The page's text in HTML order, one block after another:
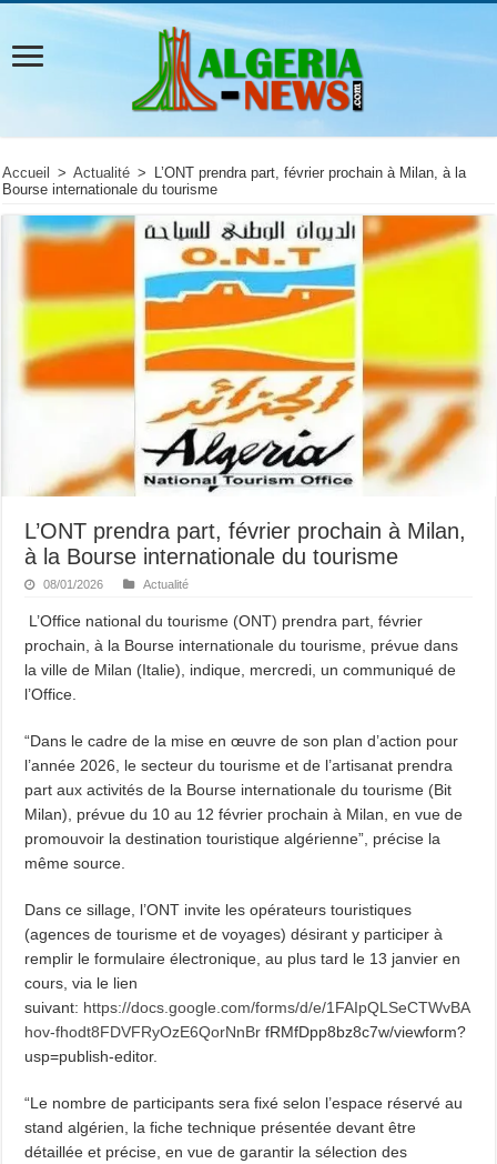
Accueil > Actualité >
L’ONT prendra part, février prochain à Milan, à la
Bourse internationale du tourisme
L’ONT prendra part, février prochain à Milan,
à la Bourse internationale du tourisme
08/01/2026 Actualité
L’Office national du tourisme (ONT) prendra part, février
prochain, à la Bourse internationale du tourisme, prévue dans
la ville de Milan (Italie), indique, mercredi, un communiqué de
l’Office.
“Dans le cadre de la mise en œuvre de son plan d’action pour
l’année 2026, le secteur du tourisme et de l’artisanat prendra
part aux activités de la Bourse internationale du tourisme (Bit
Milan), prévue du 10 au 12 février prochain à Milan, en vue de
promouvoir la destination touristique algérienne”, précise la
même source.
Dans ce sillage, l’ONT invite les opérateurs touristiques
(agences de tourisme et de voyages) désirant y participer à
remplir le formulaire électronique, au plus tard le 13 janvier en
cours, via le lien
suivant: https://docs.google.com/forms/d/e/1FAIpQLSeCTWvBA
hov-fhodt8FDVFRyOzE6QorNnBr fRMfDpp8bz8c7w/viewform?
usp=publish-editor.
“Le nombre de participants sera fixé selon l’espace réservé au
stand algérien, la fiche technique présentée devant être
détaillée et précise, en vue de garantir la sélection des